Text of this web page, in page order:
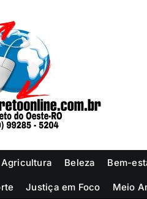
Agricultura Beleza Bem-
Justiça em Foco Meio